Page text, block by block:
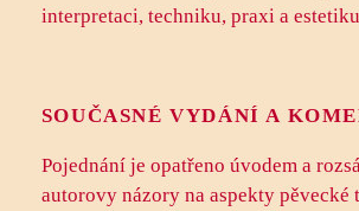
interpretaci, techniku, praxi a
SOUČASNÉ VYDÁNÍ A
Pojednání je opatřeno úvodem a
autorovy názory na aspekty